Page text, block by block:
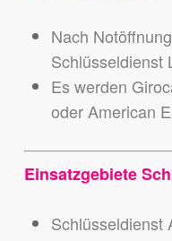
Nach
Schlüsseldienst
Es werden
oder American
Einsatzgebiete
Schlüsseldienst